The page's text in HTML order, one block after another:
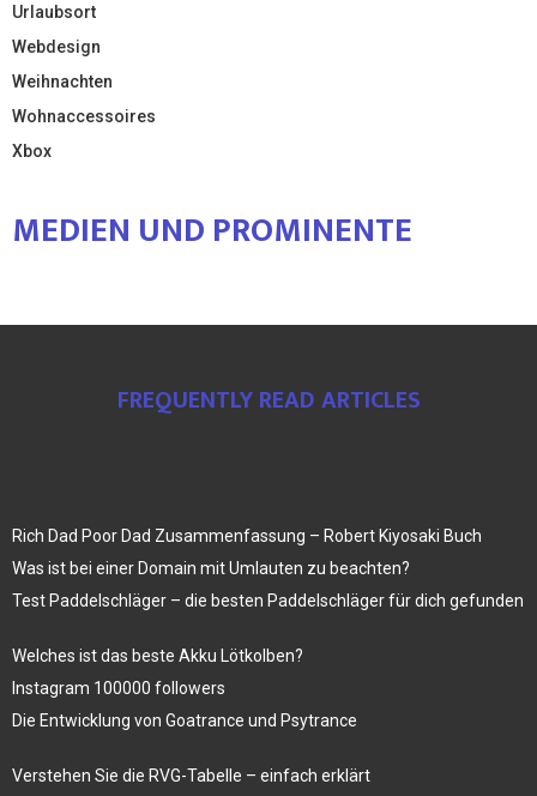
Urlaubsort
Webdesign
Weihnachten
Wohnaccessoires
Xbox
MEDIEN UND PROMINENTE
FREQUENTLY READ ARTICLES
Rich Dad Poor Dad Zusammenfassung – Robert Kiyosaki Buch
Was ist bei einer Domain mit Umlauten zu beachten?
Test Paddelschläger – die besten Paddelschläger für dich gefunden
Welches ist das beste Akku Lötkolben?
Instagram 100000 followers
Die Entwicklung von Goatrance und Psytrance
Verstehen Sie die RVG-Tabelle – einfach erklärt